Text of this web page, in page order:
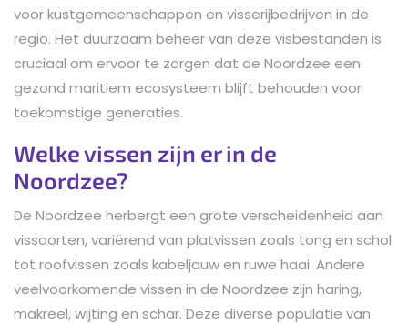
voor kustgemeenschappen en visserijbedrijven in de
regio. Het duurzaam beheer van deze visbestanden is
cruciaal om ervoor te zorgen dat de Noordzee een
gezond maritiem ecosysteem blijft behouden voor
toekomstige generaties.
Welke vissen zijn er in de
Noordzee?
De Noordzee herbergt een grote verscheidenheid aan
vissoorten, variërend van platvissen zoals tong en schol
tot roofvissen zoals kabeljauw en ruwe haai. Andere
veelvoorkomende vissen in de Noordzee zijn haring,
makreel, wijting en schar. Deze diverse populatie van